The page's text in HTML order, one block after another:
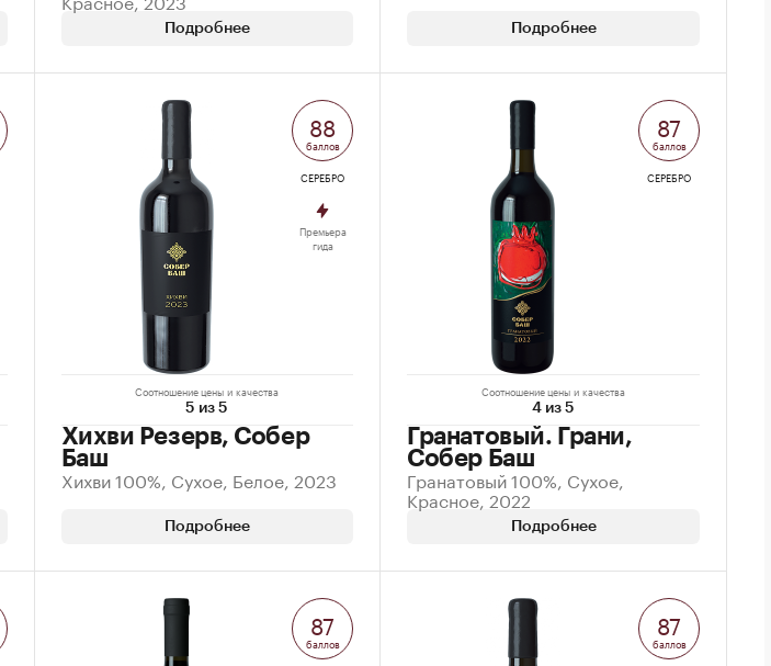
Подробнее Подробнее
Соотношение цены и качества
5 из 5
Хихви Резерв, Собер
Баш
Хихви 100%, Сухое, Белое, 2023
Подробнее
88
баллов
СЕРЕБРО
Премьера
гида
Соотношение цены и качества
4 из 5
Гранатовый. Грани,
Собер Баш
Гранатовый 100%, Сухое,
Красное, 2022
Подробнее
87
баллов
СЕРЕБРО
87
баллов
87
баллов